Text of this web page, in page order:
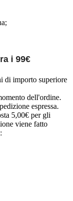
i 99€
di importo superiore
dell'ordine.
espressa.
5,00€ per gli
viene fatto